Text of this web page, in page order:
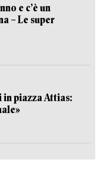
e c’è un
– Le super
piazza Attias: